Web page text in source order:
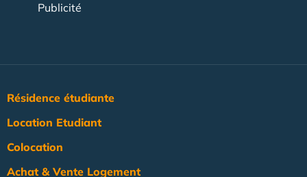
Publicité
Résidence étudiante
Location Etudiant
Colocation
Achat & Vente Logement